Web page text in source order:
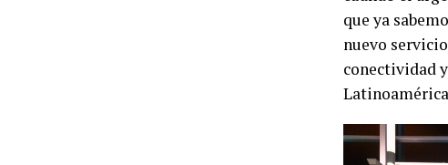
que ya
nuevo
conectividad